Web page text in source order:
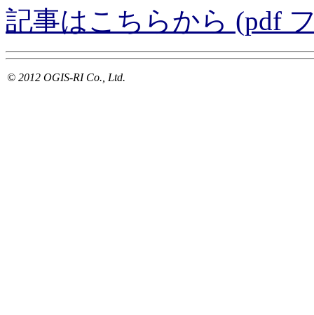
記事はこちらから (pdf
© 2012 OGIS-RI Co., Ltd.